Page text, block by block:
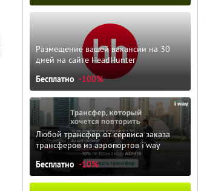
Размещение вашей вакансии на 30
дней на сайте HeadHunter
Бесплатно -100%
Любой трансфер от сервиса заказа
трансферов из аэропортов i'way
Бесплатно -10%